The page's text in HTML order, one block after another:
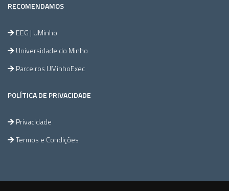
RECOMENDAMOS
EEG | UMinho
Universidade do Minho
Parceiros UMinhoExec
POLÍTICA DE PRIVACIDADE
Privacidade
Termos e Condições